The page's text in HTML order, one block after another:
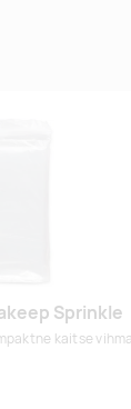
Sprinkle
kaitse vihma